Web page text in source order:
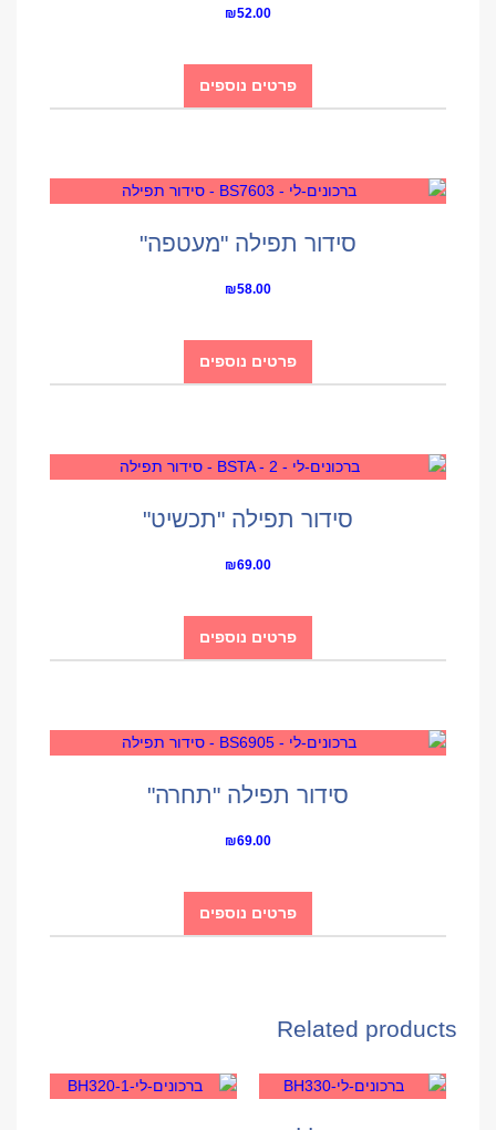
₪
פרטים נוספים
סידור תפילה "מעטפה"
₪
פרטים נוספים
סידור תפילה "תכשיט"
₪
פרטים נוספים
סידור תפילה "תחרה"
₪
פרטים נוספים
Related products